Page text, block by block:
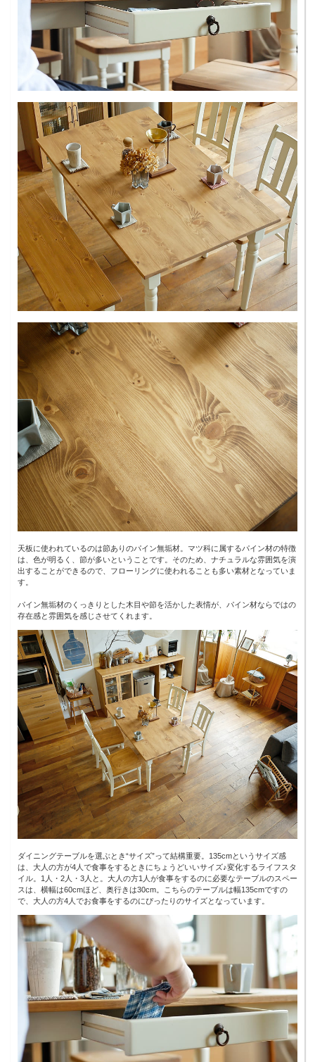
天板に使われているのは節ありのパイン無垢材。マツ科に属するパイン材の特徴
は、色が明るく、節が多いということです。そのため、ナチュラルな雰囲気を演
出することができるので、フローリングに使われることも多い素材となっていま
す。
パイン無垢材のくっきりとした木目や節を活かした表情が、パイン材ならではの
存在感と雰囲気を感じさせてくれます。
ダイニングテーブルを選ぶとき“サイズ”って結構重要。135cmというサイズ感
は、大人の方が4人で食事をするときにちょうどいいサイズ♪変化するライフスタ
イル。1人・2人・3人と。大人の方1人が食事をするのに必要なテーブルのスペー
スは、横幅は60cmほど、奥行きは30cm。こちらのテーブルは幅135cmですの
で、大人の方4人でお食事をするのにぴったりのサイズとなっています。